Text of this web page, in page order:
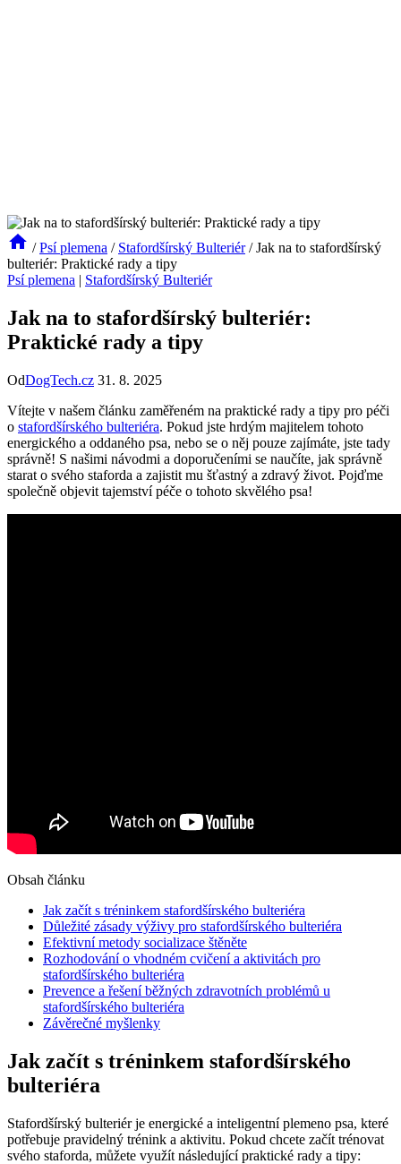
/ Psí plemena / Stafordšírský Bulteriér / Jak na to stafordšírský
bulteriér: Praktické rady a tipy
Psí plemena | Stafordšírský Bulteriér
Jak na to stafordšírský bulteriér:
Praktické rady a tipy
OdDogTech.cz 31. 8. 2025
Vítejte v našem článku zaměřeném na praktické rady a tipy pro péči
o stafordšírského bulteriéra. Pokud jste hrdým majitelem tohoto
energického a oddaného psa, nebo se o něj pouze zajímáte, jste tady
správně! S našimi návodmi a doporučeními se naučíte, jak správně
starat o svého staforda a zajistit mu šťastný a zdravý život. Pojďme
společně objevit tajemství péče o tohoto skvělého psa!
Obsah článku
Jak začít s tréninkem stafordšírského bulteriéra
Důležité zásady výživy pro stafordšírského bulteriéra
Efektivní metody socializace štěněte
Rozhodování o vhodném cvičení a aktivitách pro
stafordšírského bulteriéra
Prevence a řešení běžných zdravotních problémů u
stafordšírského bulteriéra
Závěrečné myšlenky
Jak začít s tréninkem stafordšírského
bulteriéra
Stafordšírský bulteriér je energické a inteligentní plemeno psa, které
potřebuje pravidelný trénink a aktivitu. Pokud chcete začít trénovat
svého staforda, můžete využít následující praktické rady a tipy: